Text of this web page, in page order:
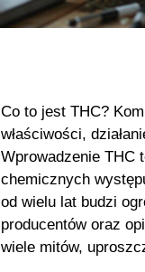
Co to jest THC?
właściwości,
Wprowadzenie THC
chemicznych
od wielu lat budzi
producentów oraz
wiele mitów,